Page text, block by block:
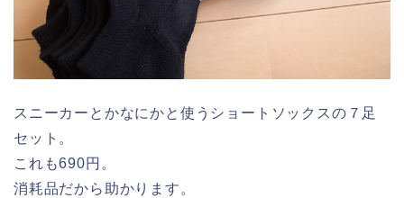
スニーカーとかなにかと使うショートソックスの７足
セット。
これも690円。
消耗品だから助かります。